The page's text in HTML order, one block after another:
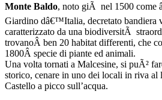
Monte Baldo, noto giÃ nel 1500 come
Giardino dâ€™Italia, decretato bandiera
caratterizzato da una biodiversitÃ
trovanoÂ ben 20 habitat differenti, che
1800Â specie di piante ed animali.
Una volta tornati a Malcesine, si puÃ²
storico, cenare in uno dei locali in riva al
Castello a picco sull’acqua.